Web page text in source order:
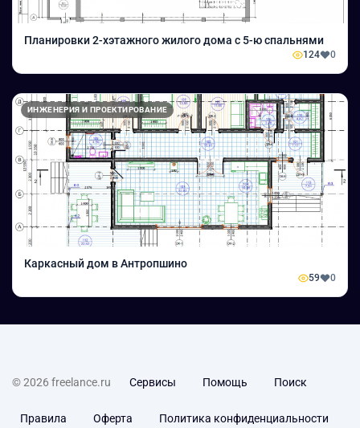
Планировки 2-хэтажного жилого дома с 5-ю спальнями
124 0
ИНЖЕНЕРИЯ И ПРОЕКТИРОВАНИЕ
Каркасный дом в Антропшино
59 0
© 2026 freelance.ru Сервисы Помощь Поиск
Правила Оферта Политика конфиденциальности